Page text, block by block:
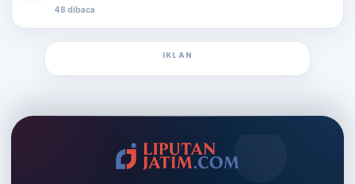
48 dibaca
IKLAN